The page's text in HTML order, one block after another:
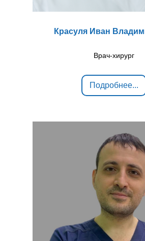
Красуля Иван
Врач-хирург
Подробнее...